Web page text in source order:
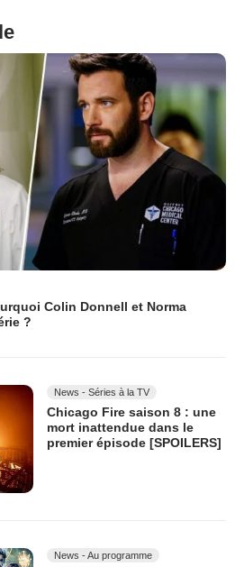
Colin Donnell et Norma
?
News - Séries à la TV
Chicago Fire saison 8 : une
mort inattendue dans le
premier épisode [SPOILERS]
News - Au programme